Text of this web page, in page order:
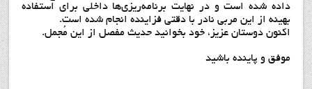
داده شده است و در نهایت برنامه‌ریزی‌ها داخلی برای استفاده
بهینه از این مربی نادر با دقتی فزاینده انجام شده است.
اکنون دوستان عزیز، خود بخوانید حدیث مفصل از این مُجمل.
موفق و پاینده باشید